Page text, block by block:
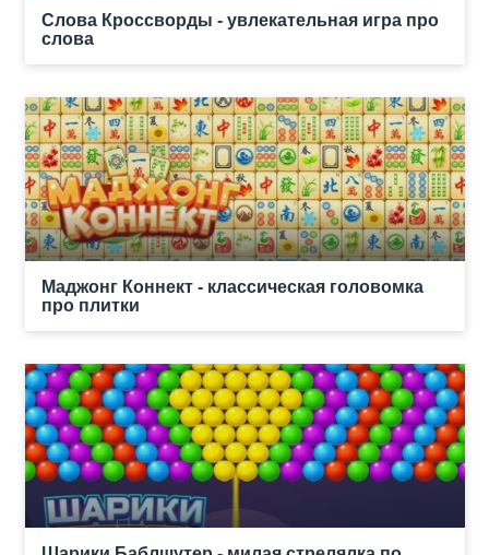
Слова Кроссворды - увлекательная игра про
слова
Маджонг Коннект - классическая головомка
про плитки